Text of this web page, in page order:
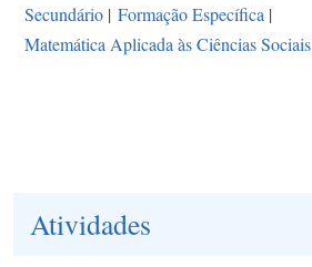
Secundário | Formação Específica |
Matemática Aplicada às Ciências Sociais
Atividades